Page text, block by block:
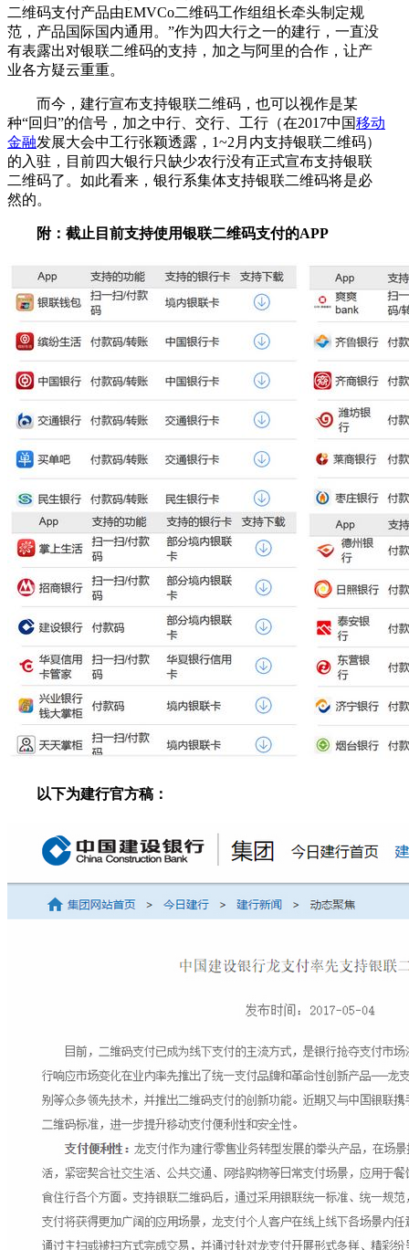
二维码支付产品由EMVCo二维码工作组组长牵头制定规
范，产品国际国内通用。”作为四大行之一的建行，一直没
有表露出对银联二维码的支持，加之与阿里的合作，让产
业各方疑云重重。
而今，建行宣布支持银联二维码，也可以视作是某
种“回归”的信号，加之中行、交行、工行（在2017中国移动
金融发展大会中工行张颖透露，1~2月内支持银联二维码）
的入驻，目前四大银行只缺少农行没有正式宣布支持银联
二维码了。如此看来，银行系集体支持银联二维码将是必
然的。
附：截止目前支持使用银联二维码支付的APP
以下为建行官方稿：